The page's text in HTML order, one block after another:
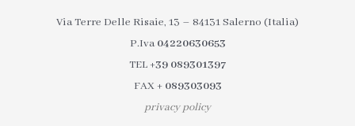
Via Terre Delle Risaie, 13 – 84131 Salerno (Italia)
P.Iva 04220630653
TEL+39 089301397
FAX+ 089303093
privacy policy